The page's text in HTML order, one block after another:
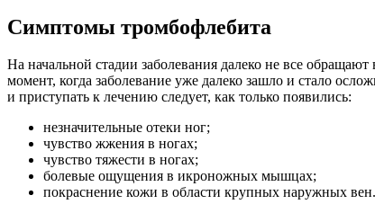
Симптомы тромбофлебита
На начальной стадии заболевания далеко не все
момент, когда заболевание уже далеко зашло и стало
и приступать к лечению следует, как только появились:
незначительные отеки ног;
чувство жжения в ногах;
чувство тяжести в ногах;
болевые ощущения в икроножных мышцах;
покраснение кожи в области крупных наружных вен.